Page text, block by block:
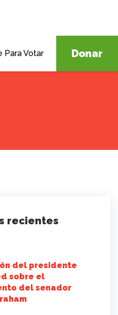
Para Votar Donar
recientes
del presidente
sobre el
del senador